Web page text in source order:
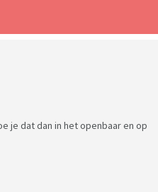
je dat dan in het openbaar en op